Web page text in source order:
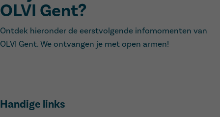
OLVI Gent?
Ontdek hieronder de eerstvolgende infomomenten van
OLVI Gent. We ontvangen je met open armen!
Handige links